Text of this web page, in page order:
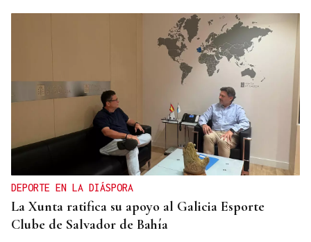
DEPORTE EN LA DIÁSPORA
La Xunta ratifica su apoyo al Galicia Esporte
Clube de Salvador de Bahía